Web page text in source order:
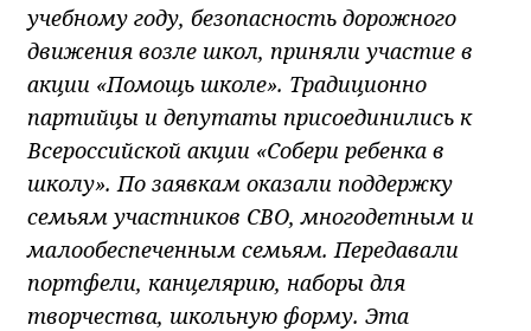
учебному году, безопасность дорожного
движения возле школ, приняли участие в
акции «Помощь школе». Традиционно
партийцы и депутаты присоединились к
Всероссийской акции «Собери ребенка в
школу». По заявкам оказали поддержку
семьям участников СВО, многодетным и
малообеспеченным семьям. Передавали
портфели, канцелярию, наборы для
творчества, школьную форму. Эта